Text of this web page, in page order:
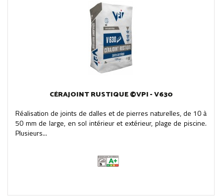
CÉRAJOINT RUSTIQUE ©VPI - V630
Réalisation de joints de dalles et de pierres naturelles, de 10 à
50 mm de large, en sol intérieur et extérieur, plage de piscine.
Plusieurs...